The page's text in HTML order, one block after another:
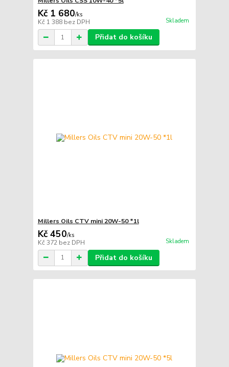
Kč 1 680/ks
Kč 1 388 bez DPH Skladem
Přidat do košíku
Millers Oils CTV mini 20W-50 *1l
Kč 450/ks
Kč 372 bez DPH Skladem
Přidat do košíku